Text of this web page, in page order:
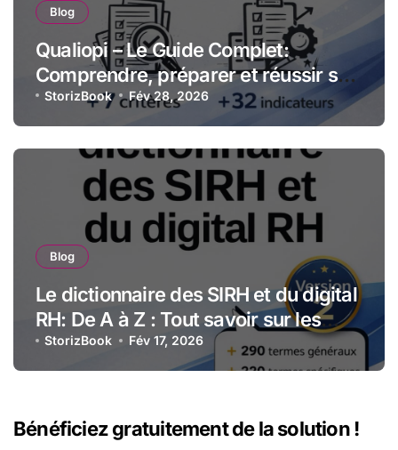
Blog
Qualiopi – Le Guide Complet:
Comprendre, préparer et réussir sa
certification qualité pour les
organismes de formation
StorizBook Fév 28, 2026
Blog
Le dictionnaire des SIRH et du digital
RH: De A à Z : Tout savoir sur les
technologies et stratégies RH
numériques
StorizBook Fév 17, 2026
Bénéficiez gratuitement de la solution !